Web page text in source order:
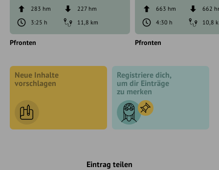
283 hm
227 hm
3:25 h
11,8 km
Pfronten
663 hm
662
4:30 h
10,8
Pfronten
Neue Inhalte
vorschlagen
Registriere dich,
um dir Einträge
zu merken
Eintrag teilen